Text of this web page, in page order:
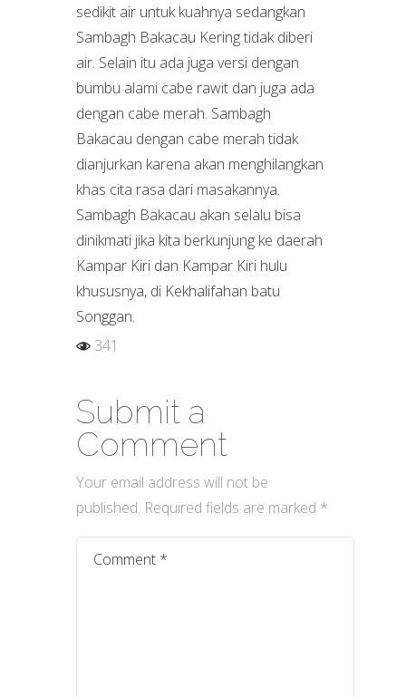
sedikit air untuk kuahnya sedangkan
Sambagh Bakacau Kering tidak diberi
air. Selain itu ada juga versi dengan
bumbu alami cabe rawit dan juga ada
dengan cabe merah. Sambagh
Bakacau dengan cabe merah tidak
dianjurkan karena akan menghilangkan
khas cita rasa dari masakannya.
Sambagh Bakacau akan selalu bisa
dinikmati jika kita berkunjung ke daerah
Kampar Kiri dan Kampar Kiri hulu
khususnya, di Kekhalifahan batu
Songgan.
341
Submit a
Comment
Your email address will not be
published. Required fields are marked *